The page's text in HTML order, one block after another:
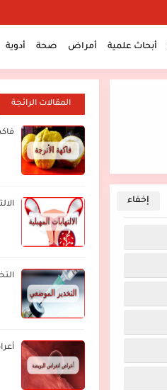
أبحاث علمية أمراض صحة أدوية
المقالات الرائجة